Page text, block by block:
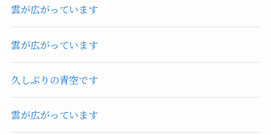
雲が広がっています
雲が広がっています
久しぶりの青空です
雲が広がっています